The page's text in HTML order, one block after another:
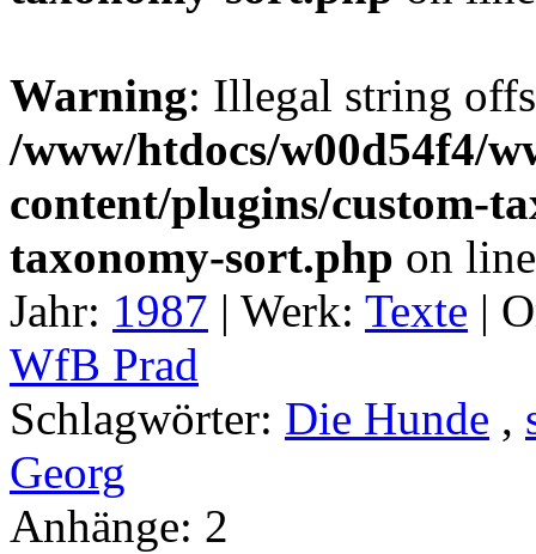
Warning: Illegal string
/www/htdocs/w00d54f4/
content/plugins/custom-
taxonomy-sort.php on
Jahr: 1987 | Werk: Texte |
WfB Prad
Schlagwörter: Die Hunde ,
Georg
Anhänge: 2